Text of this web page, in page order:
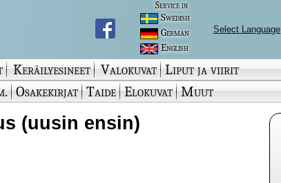
Service in
Swedish
German
English
Select Language
Keräilyesineet Valokuvat Liput ja viirit
Osakekirjat Taide Elokuvat Muut
(uusin ensin)